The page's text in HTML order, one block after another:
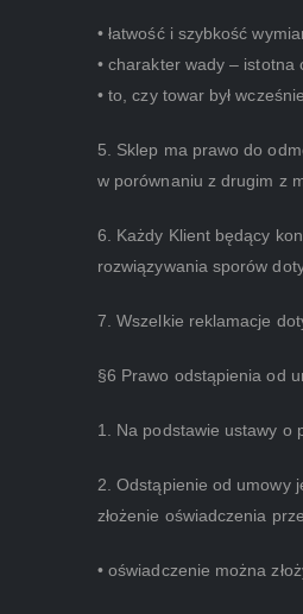
• łatwość i szybkość
• charakter wady – istotna
• to, czy towar był
5. Sklep ma prawo do
w porównaniu z drugim z
6. Każdy Klient będący
rozwiązywania sporów
7. Wszelkie reklamacje
§6 Prawo odstąpienia od
1. Na podstawie ustawy o
2. Odstąpienie od umowy
złożenie oświadczenia
• oświadczenie można